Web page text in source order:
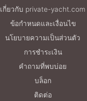
เกี่ยวกับ private-yacht.com
ข้อกำหนดและเงื่อนไข
นโยบายความเป็นส่วนตัว
การชำระเงิน
คำถามที่พบบ่อย
บล็อก
ติดต่อ